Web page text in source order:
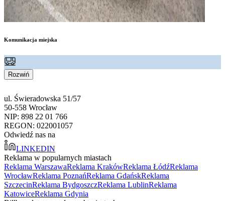
Komunikacja miejska
Rozwiń
ul. Świeradowska 51/57
50-558 Wrocław
NIP: 898 22 01 766
REGON: 022001057
Odwiedź nas na
LINKEDIN
Reklama w popularnych miastach
Reklama WarszawaReklama KrakówReklama ŁódźReklama
WrocławReklama PoznańReklama GdańskReklama
SzczecinReklama BydgoszczReklama LublinReklama
KatowiceReklama Gdynia